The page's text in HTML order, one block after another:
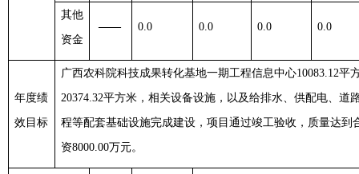
其他
资金
—— 0.0 0.0 0.0 0.0
年度绩
效目标
广西农科院科技成果转化基地一期工程信息中心10083.12平
20374.32平方米，相关设备设施，以及给排水、供配电、道
程等配套基础设施完成建设，项目通过竣工验收，质量达到
资8000.00万元。